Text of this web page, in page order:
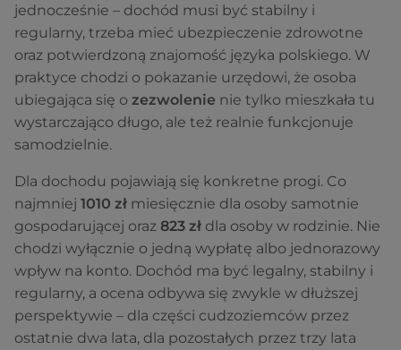
jednocześnie – dochód musi być stabilny i
regularny, trzeba mieć ubezpieczenie zdrowotne
oraz potwierdzoną znajomość języka polskiego. W
praktyce chodzi o pokazanie urzędowi, że osoba
ubiegająca się o zezwolenie nie tylko mieszkała tu
wystarczająco długo, ale też realnie funkcjonuje
samodzielnie.
Dla dochodu pojawiają się konkretne progi. Co
najmniej 1010 zł miesięcznie dla osoby samotnie
gospodarującej oraz 823 zł dla osoby w rodzinie. Nie
chodzi wyłącznie o jedną wypłatę albo jednorazowy
wpływ na konto. Dochód ma być legalny, stabilny i
regularny, a ocena odbywa się zwykle w dłuższej
perspektywie – dla części cudzoziemców przez
ostatnie dwa lata, dla pozostałych przez trzy lata